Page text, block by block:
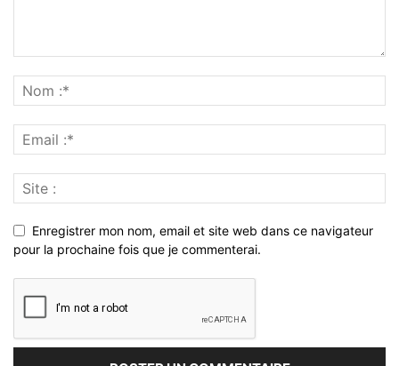
Enregistrer mon nom, email et site web dans ce navigateur
pour la prochaine fois que je commenterai.